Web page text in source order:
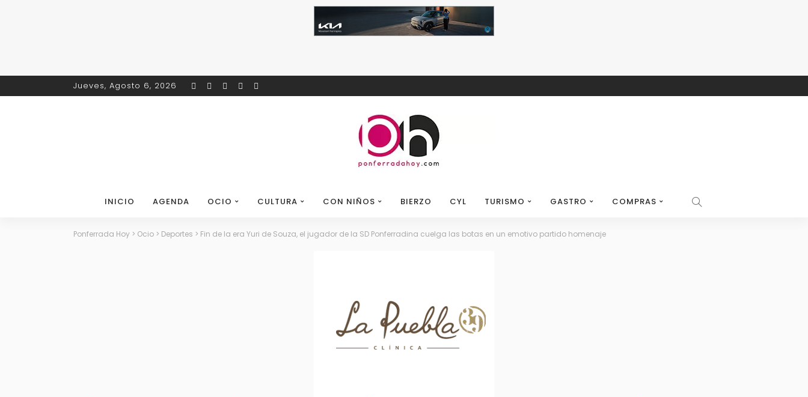
Jueves, Agosto 6, 2026
INICIO AGENDA OCIO CULTURA CON NIÑOS BIERZO CYL TURISMO GASTRO COMPRAS
Ponferrada Hoy > Ocio > Deportes > Fin de la era Yuri de Souza, el jugador de la SD Ponferradina cuelga las botas en un emotivo partido homenaje